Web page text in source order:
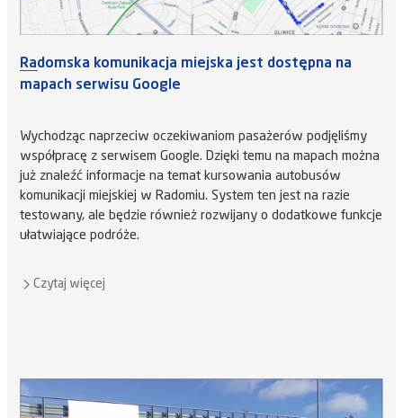
Radomska komunikacja miejska jest dostępna na
mapach serwisu Google
Wychodząc naprzeciw oczekiwaniom pasażerów podjęliśmy
współpracę z serwisem Google. Dzięki temu na mapach można
już znaleźć informacje na temat kursowania autobusów
komunikacji miejskiej w Radomiu. System ten jest na razie
testowany, ale będzie również rozwijany o dodatkowe funkcje
ułatwiające podróże.
Czytaj więcej